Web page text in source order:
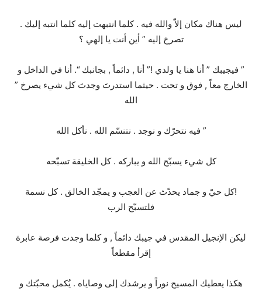
ليس هناك مكان إلاّ والله فيه . كلما انتبهت إليه كلما انتبه إليك .
تصرخ إليه ” أين أنت يا إلهي ؟
” فيجيبك ” أنا هنا يا ولدي !” أنا , دائماً , بجانبك “. أنا في الداخل و
الخارج معاً , فوق و تحت . حيثما استدرتَ وجدتَ كل شيء يصرخ ”
الله
” فيه نتحرّك و نوجد . نتنسّم الله . نأكل الله
كل شيء يسبّح الله و يباركه . كل الخليقة تسبّحه
!كل حيّ و جماد يحدّث عن العجب و يمجّد الخالق . كل نسمة
فلتسبّح الرب
ليكن الإنجيل المقدس في جيبك دائماً , و كلما وجدت فرصة عابرة
إقرأ مقطعاً
هكذا يعطيك المسيح نوراً و يرشدك إلى وصاياه . يُكمل محبّتك و